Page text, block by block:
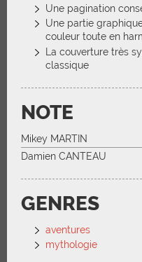
Une pagination
Une partie
couleur toute en
La couverture très
classique
NOTE
Mikey MARTIN
Damien CANTEAU
GENRES
aventures
mythologie